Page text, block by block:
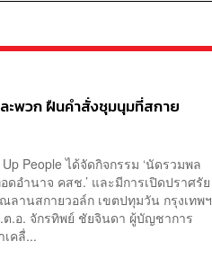
ะพวก ฝืนคำสั่งชุมนุมที่สกาย
People ได้จัดกิจกรรม ‘นัดรวมพล
อำนาจ คสช.’ และมีการเปิดปราศรัย
ลานสกายวอล์ก เขตปทุมวัน กรุงเทพฯ
.อ. จักรทิพย์ ชัยจินดา ผู้บัญชาการ
คลื่...